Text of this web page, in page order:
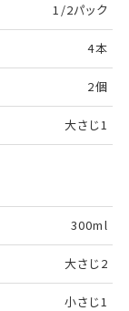
1/2パック
4本
2個
大さじ1
300ml
大さじ2
小さじ1